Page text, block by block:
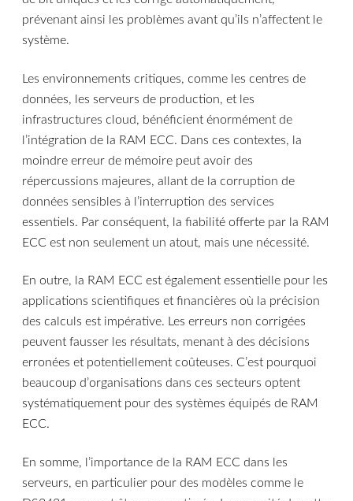
prévenant ainsi les problèmes avant qu’ils n’affectent le
système.
Les environnements critiques, comme les centres de
données, les serveurs de production, et les
infrastructures cloud, bénéficient énormément de
l’intégration de la RAM ECC. Dans ces contextes, la
moindre erreur de mémoire peut avoir des
répercussions majeures, allant de la corruption de
données sensibles à l’interruption des services
essentiels. Par conséquent, la fiabilité offerte par la RAM
ECC est non seulement un atout, mais une nécessité.
En outre, la RAM ECC est également essentielle pour les
applications scientifiques et financières où la précision
des calculs est impérative. Les erreurs non corrigées
peuvent fausser les résultats, menant à des décisions
erronées et potentiellement coûteuses. C’est pourquoi
beaucoup d’organisations dans ces secteurs optent
systématiquement pour des systèmes équipés de RAM
ECC.
En somme, l’importance de la RAM ECC dans les
serveurs, en particulier pour des modèles comme le